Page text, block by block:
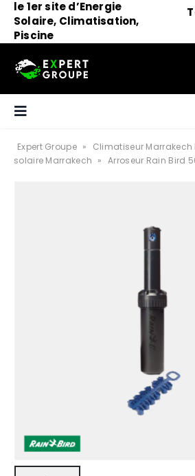
le 1er site d’Energie
Solaire, Climatisation,
Piscine
Expert Groupe »
Climatiseur
solaire Marrakech » Arroseur Rain Bird